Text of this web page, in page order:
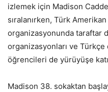
izlemek için Madison
sıralanırken, Türk
organizasyonunda taraftar
organizasyonları ve
öğrencileri de yürüyüşe
Madison 38. sokaktan